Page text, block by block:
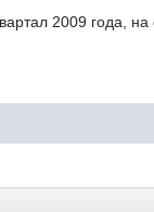
2009 года,